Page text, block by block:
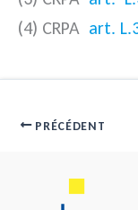
(4) CRPA art.
PRÉCÉDENT